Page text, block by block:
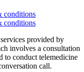
conditions
conditions
provided by
involves a consultation
to conduct telemedicine
call.